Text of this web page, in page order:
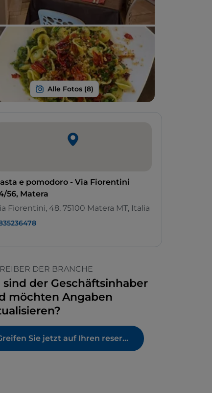
e pomodoro - Via Fiorentini
56, Matera
Fiorentini, 48, 75100 Matera MT, Italia
DER BRANCHE
sind der Geschäftsinhaber
möchten Angaben
Greifen Sie jetzt auf Ihren reservierten Bereich zu